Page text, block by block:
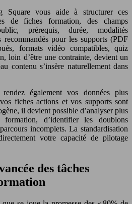
Square vous aide à structurer ces
de fiches formation, des champs
prérequis, durée, modalités
recommandés pour les supports (PDF
formats vidéo compatibles, quiz
loin d’être une contrainte, devient un
contenu s’insère naturellement dans
également vos données plus
fiches actions et vos supports sont
il devient possible d’analyser plus
d’identifier les doublons
incomplets. La standardisation
votre capacité de pilotage
des tâches